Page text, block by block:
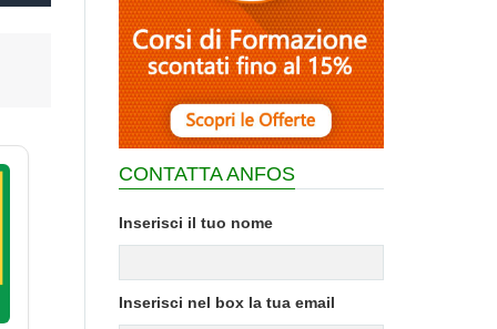
CONTATTA ANFOS
Inserisci il tuo nome
Inserisci nel box la tua email